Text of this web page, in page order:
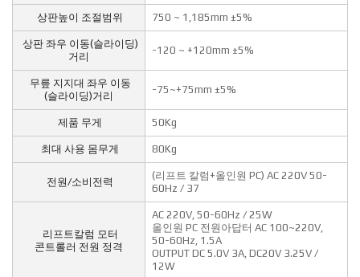
상판높이 조절범위 750 ~ 1,185mm ±5%
상판 좌우 이동(슬라이딩)
거리
-120 ~ +120mm ±5%
무릎 지지대 좌우 이동
(슬라이딩)거리
-75~+75mm ±5%
제품 무게 50Kg
최대 사용 몸무게 80Kg
전원/소비전력
(리프트 칼럼+올인원 PC) AC 220V 50-
60Hz / 37
리프트칼럼 모터
콘트롤러 전원 정격
AC 220V, 50-60Hz / 25W
올인원 PC 전원아답터 AC 100~220V,
50-60Hz, 1.5A
OUTPUT DC 5.0V 3A, DC20V 3.25V /
12W